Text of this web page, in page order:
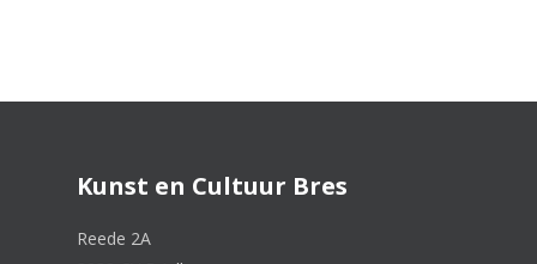
Kunst en Cultuur Bres
Reede 2A